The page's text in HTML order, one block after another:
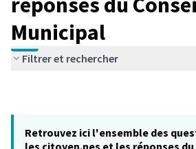
Municipal
Filtrer et rechercher
Retrouvez ici l'ensemble des
les citoyen.nes et les réponses